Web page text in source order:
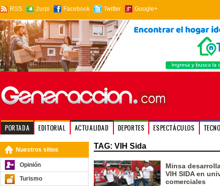
RSS 2urpi Facebook Twitter Google+
PORTADA EDITORIAL ACTUALIDAD DEPORTES ESPECTÁCULOS
Nuestros sitios
Opinión
Turismo
TAG: VIH Sida
Minsa
VIH SIDA en
comerciales